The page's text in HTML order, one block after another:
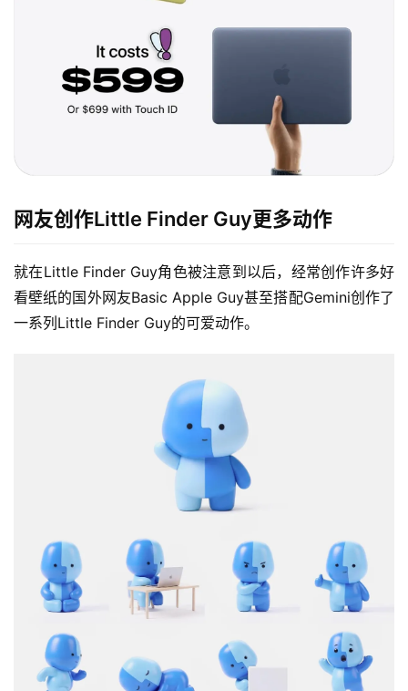
网友创作Little Finder Guy更多动作
就在Little Finder Guy角色被注意到以后，经常创作许多好
看壁纸的国外网友Basic Apple Guy甚至搭配Gemini创作了
一系列Little Finder Guy的可爱动作。